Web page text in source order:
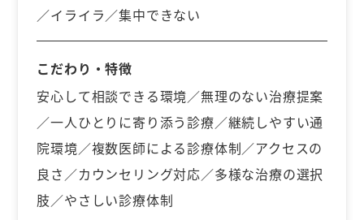
／イライラ／集中できない
こだわり・特徴
安心して相談できる環境／無理のない治療提案
／一人ひとりに寄り添う診療／継続しやすい通
院環境／複数医師による診療体制／アクセスの
良さ／カウンセリング対応／多様な治療の選択
肢／やさしい診療体制